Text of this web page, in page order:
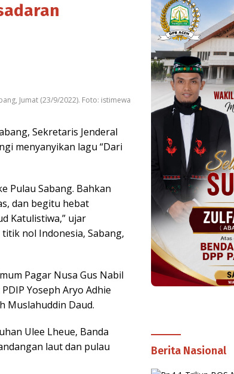
Jumat (23/9/2022). Foto: istimewa
Sekretaris Jenderal
menyanyikan lagu “Dari
Pulau Sabang. Bahkan
dan begitu hebat
Katulistiwa,” ujar
nol Indonesia, Sabang,
Pagar Nusa Gus Nabil
Yoseph Aryo Adhie
Muslahuddin Daud.
Ulee Lheue, Banda
laut dan pulau
Berita Nasional